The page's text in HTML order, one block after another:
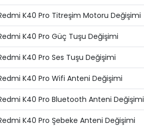
K40 Pro Titreşim Motoru Değişimi
K40 Pro Güç Tuşu Değişimi
K40 Pro Ses Tuşu Değişimi
K40 Pro Wifi Anteni Değişimi
K40 Pro Bluetooth Anteni Değişimi
K40 Pro Şebeke Anteni Değişimi